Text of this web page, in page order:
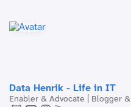
Data Henrik - Life in IT
Enabler & Advocate | Blogger